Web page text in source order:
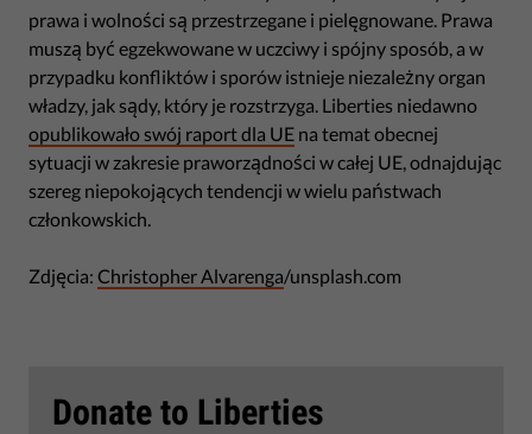
prawa i wolności są przestrzegane i pielęgnowane. Prawa
muszą być egzekwowane w uczciwy i spójny sposób, a w
przypadku konfliktów i sporów istnieje niezależny organ
władzy, jak sądy, który je rozstrzyga. Liberties niedawno
opublikowało swój raport dla UE na temat obecnej
sytuacji w zakresie praworządności w całej UE, odnajdując
szereg niepokojących tendencji w wielu państwach
członkowskich.
Zdjęcia: Christopher Alvarenga/unsplash.com
Donate to Liberties